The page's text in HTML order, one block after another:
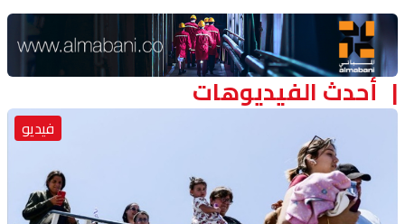
Advertisement Section
أحدث الفيديوهات
فيديو